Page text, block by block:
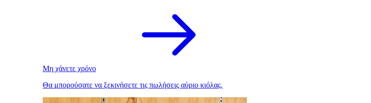
Μη χάνετε χρόνο
Θα μπορούσατε να ξεκινήσετε τις πωλήσεις αύριο κιόλας.